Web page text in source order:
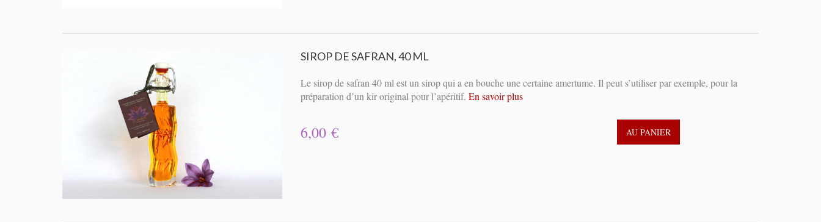
SIROP DE SAFRAN, 40 ML
Le sirop de safran 40 ml est un sirop qui a en bouche une certaine amertume. Il peut s’utiliser par exemple, pour la
préparation d’un kir original pour l’apéritif. En savoir plus
6,00 € AU PANIER